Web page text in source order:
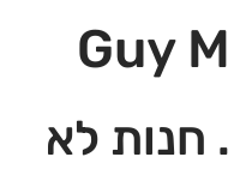
Guy M
. חנות לא